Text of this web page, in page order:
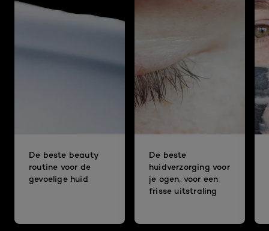
De beste beauty
routine voor de
gevoelige huid
De beste
huidverzorging voor
je ogen, voor een
frisse uitstraling